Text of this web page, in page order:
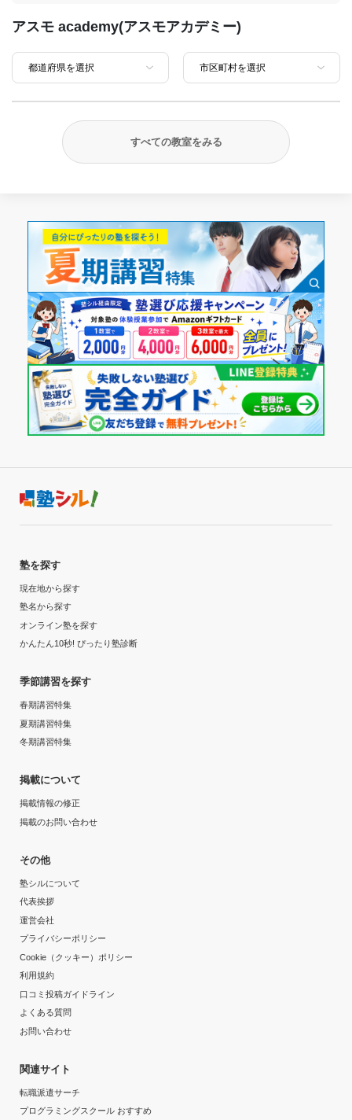
アスモ academy(アスモアカデミー)
すべての教室をみる
塾を探す
現在地から探す
塾名から探す
オンライン塾を探す
かんたん10秒! ぴったり塾診断
季節講習を探す
春期講習特集
夏期講習特集
冬期講習特集
掲載について
掲載情報の修正
掲載のお問い合わせ
その他
塾シルについて
代表挨拶
運営会社
プライバシーポリシー
Cookie（クッキー）ポリシー
利用規約
口コミ投稿ガイドライン
よくある質問
お問い合わせ
関連サイト
転職派遣サーチ
プログラミングスクール おすすめ